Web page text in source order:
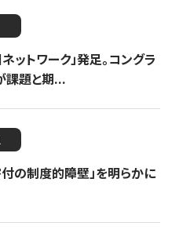
トワーク」発足。コングラ
課題と期...
付の制度的障壁」を明らかに